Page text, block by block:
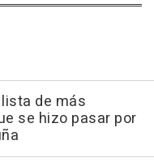
de más
se hizo pasar por